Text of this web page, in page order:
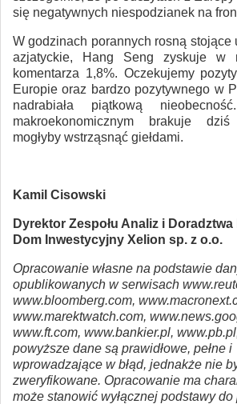
się negatywnych niespodzianek na
W godzinach porannych rosną stojące
azjatyckie, Hang Seng zyskuje w
komentarza 1,8%. Oczekujemy
Europie oraz bardzo pozytywnego w
nadrabiała piątkową
makroekonomicznym brakuje
mogłyby wstrząsnąć giełdami.
Kamil Cisowski
Dyrektor Zespołu Analiz i
Dom Inwestycyjny Xelion sp. z o.o.
Opracowanie własne na podstawie
opublikowanych w serwisach
www.bloomberg.com,
www.marektwatch.com,
www.ft.com, www.bankier.pl,
powyższe dane są prawidłowe, pełne
wprowadzające w błąd, jednakże nie
zweryfikowane. Opracowanie ma
może stanowić wyłącznej podstawy do